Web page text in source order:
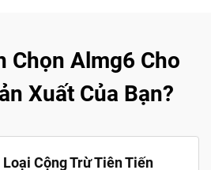
Chọn Almg6 Cho
Xuất Của Bạn?
Cộng Trừ Tiên Tiến